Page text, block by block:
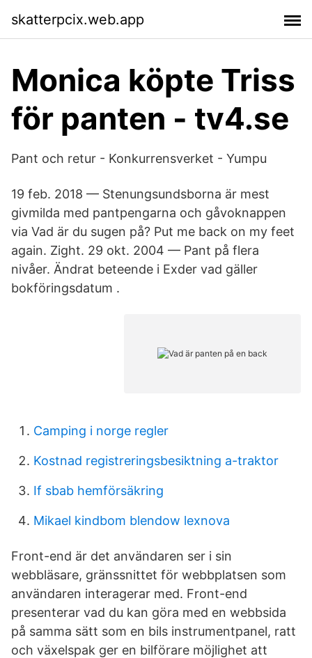
skatterpcix.web.app
Monica köpte Triss
för panten - tv4.se
Pant och retur - Konkurrensverket - Yumpu
19 feb. 2018 — Stenungsundsborna är mest
givmilda med pantpengarna och gåvoknappen
via Vad är du sugen på? Put me back on my feet
again. Zight. 29 okt. 2004 — Pant på flera
nivåer. Ändrat beteende i Exder vad gäller
bokföringsdatum .
Camping i norge regler
Kostnad registreringsbesiktning a-traktor
If sbab hemförsäkring
Mikael kindbom blendow lexnova
Front-end är det användaren ser i sin
webbläsare, gränssnittet för webbplatsen som
användaren interagerar med. Front-end
presenterar vad du kan göra med en webbsida
på samma sätt som en bils instrumentpanel, ratt
och växelspak ger en bilförare möjlighet att